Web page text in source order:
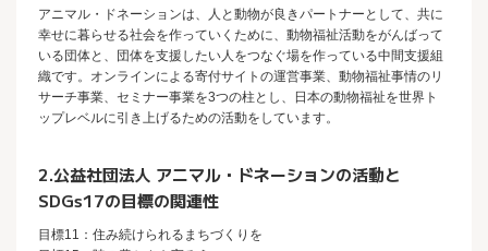
アニマル・ドネーションは、人と動物が良きパートナーとして、共に
幸せに暮らせる社会を作っていくために、動物福祉活動をがんばって
いる団体と、団体を支援したい人をつなぐ場を作っている中間支援組
織です。オンラインによる寄付サイトの運営事業、動物福祉事情のリ
サーチ事業、セミナー事業を3つの柱とし、日本の動物福祉を世界ト
ップレベルに引き上げるための活動をしています。
2.公益社団法人 アニマル・ドネーションの活動と
SDGs17の目標の関連性
目標11：住み続けられるまちづくりを